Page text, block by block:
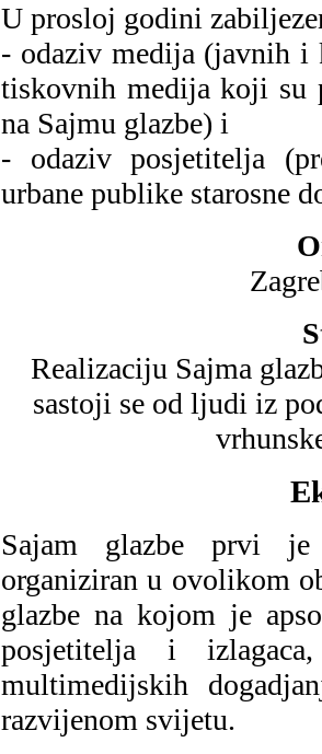
U prosloj godini
- odaziv medija (javnih i
tiskovnih medija koji su
na Sajmu glazbe) i
- odaziv posjetitelja
urbane publike starosne
Realizaciju Sajma
sastoji se od ljudi iz
Sajam glazbe prvi je
organiziran u ovolikom
glazbe na kojom je
posjetitelja i
multimedijskih
razvijenom svijetu.